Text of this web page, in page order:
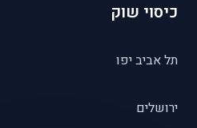
כיסוי שוק
תל אביב יפו
ירושלים